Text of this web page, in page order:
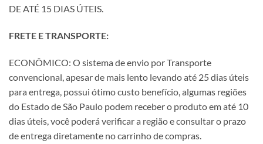
DE ATÉ 15 DIAS ÚTEIS.
FRETE E TRANSPORTE:
ECONÔMICO: O sistema de envio por Transporte
convencional, apesar de mais lento levando até 25 dias úteis
para entrega, possui ótimo custo benefício, algumas regiões
do Estado de São Paulo podem receber o produto em até 10
dias úteis, você poderá verificar a região e consultar o prazo
de entrega diretamente no carrinho de compras.